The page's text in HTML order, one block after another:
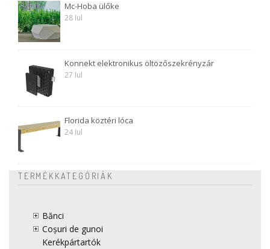
Mc-Hoba ülőke
28 Iul
Konnekt elektronikus öltözőszekrényzár
27 Iul
Florida köztéri lóca
24 Iul
TERMÉKKATEGÓRIÁK
Bănci
Coșuri de gunoi
Kerékpártartók